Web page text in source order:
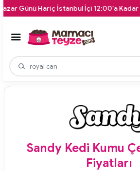
Hariç İstanbul İçi 12:00'a Kadar
Sandy Kedi Kumu
Fiyatları